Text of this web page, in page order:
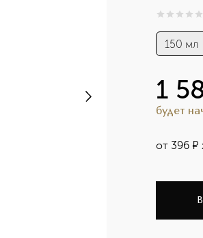
0из 0
150 мл
1
будет
от 396 ¤